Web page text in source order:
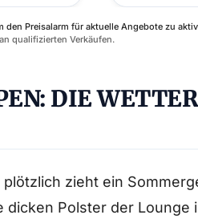
den Preisalarm für aktuelle Angebote zu
qualifizierten Verkäufen.
DIE
zieht ein
Polster der Lounge